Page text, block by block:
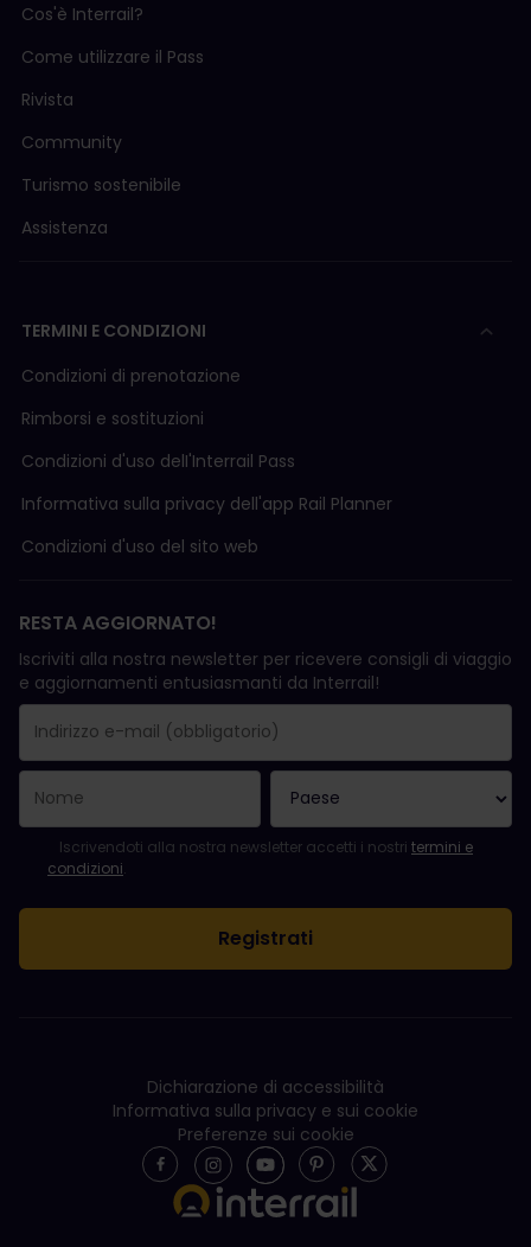
Cos'è Interrail?
Come utilizzare il Pass
Rivista
Community
Turismo sostenibile
Assistenza
TERMINI E CONDIZIONI
Condizioni di prenotazione
Rimborsi e sostituzioni
Condizioni d'uso delI'Interrail Pass
Informativa sulla privacy dell'app Rail Planner
Condizioni d'uso del sito web
RESTA AGGIORNATO!
Iscriviti alla nostra newsletter per ricevere consigli di viaggio
e aggiornamenti entusiasmanti da Interrail!
La registrazione è avvenuta con successo.
Il campo "Indirizzo e-mail" è obbligatorio.
L'indirizzo e-mail non è valido.
Si è verificato un errore durante l'iscrizione alla newsletter.
Sei già iscritto a questa newsletter!
Per iscriversi alla newsletter, accettare i termini e le condizioni.
Iscrivendoti alla nostra newsletter accetti i nostri termini e
condizioni.
Dichiarazione di accessibilità
Informativa sulla privacy e sui cookie
Preferenze sui cookie